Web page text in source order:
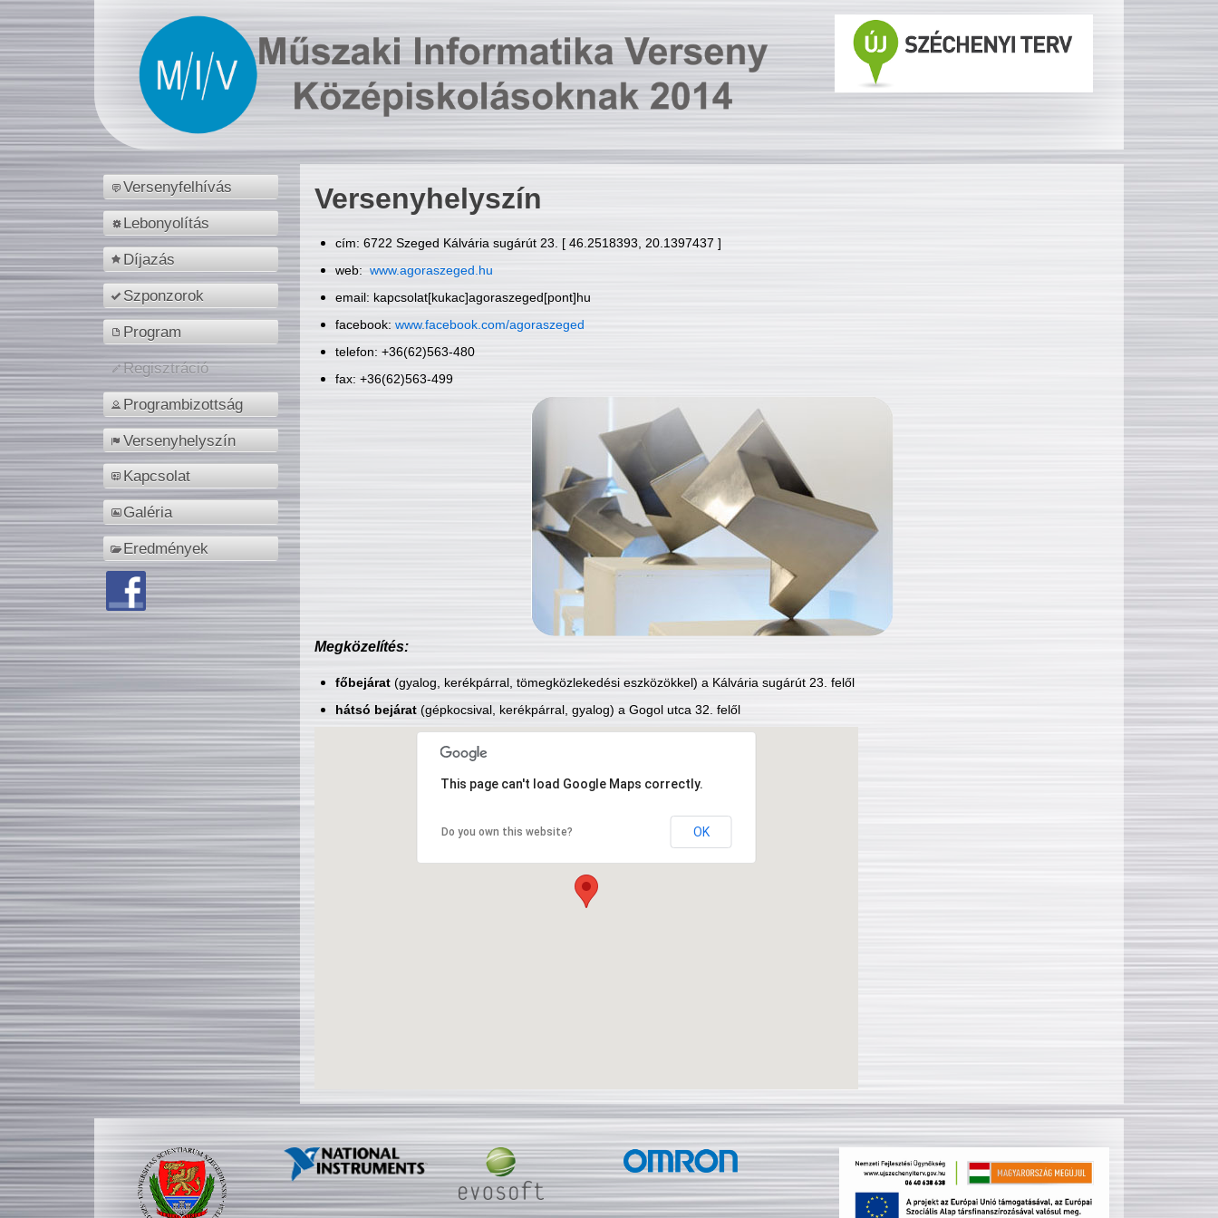
Versenyfelhívás
Lebonyolítás
Díjazás
Szponzorok
Program
Regisztráció
Programbizottság
Versenyhelyszín
Kapcsolat
Galéria
Eredmények
Versenyhelyszín
cím: 6722 Szeged Kálvária sugárút 23. [ 46.2518393, 20.1397437 ]
web: www.agoraszeged.hu
email: kapcsolat[kukac]agoraszeged[pont]hu
facebook: www.facebook.com/agoraszeged
telefon: +36(62)563-480
fax: +36(62)563-499
Megközelítés:
főbejárat(gyalog, kerékpárral, tömegközlekedési eszközökkel) a Kálvária sugárút 23. felől
hátsó bejárat(gépkocsival, kerékpárral, gyalog) a Gogol utca 32. felől
This page can't load Google Maps correctly.
Do you own this website? OK